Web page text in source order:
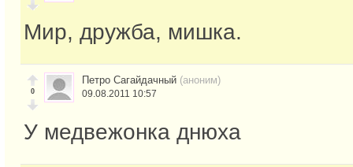
Мир, дружба, мишка.
0
Петро Сагайдачный (аноним)
09.08.2011 10:57
У медвежонка днюха